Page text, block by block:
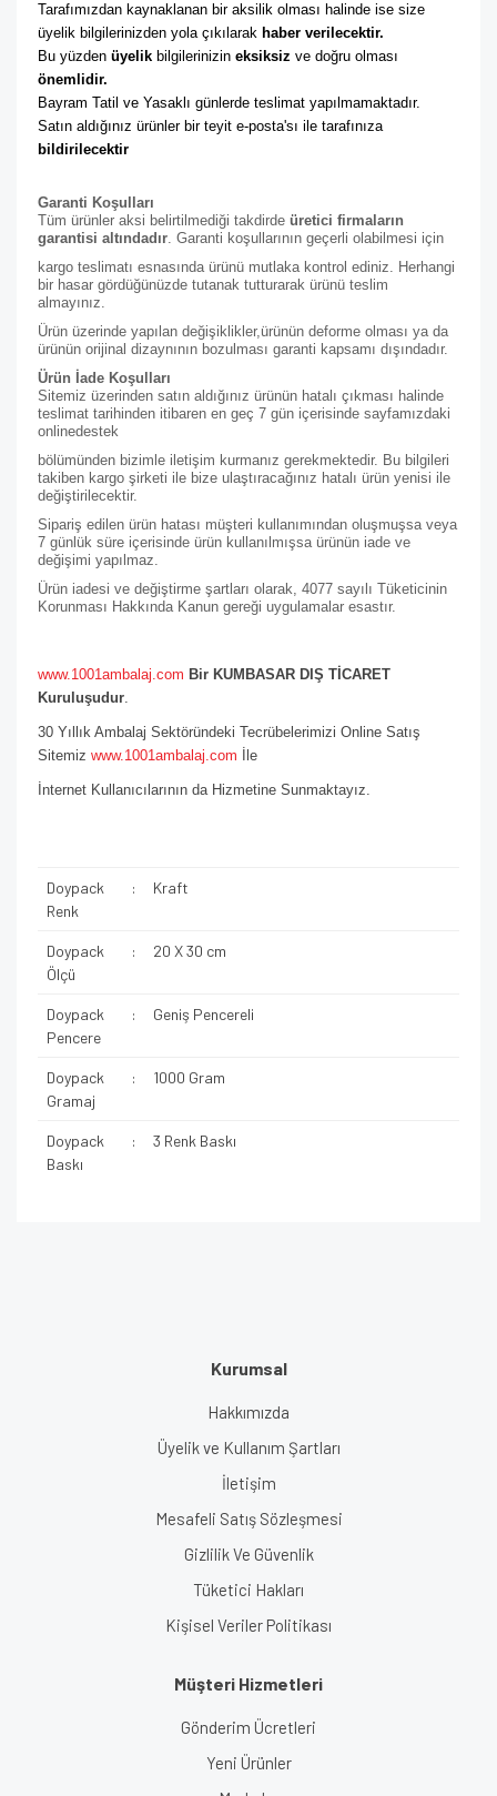
Tarafımızdan kaynaklanan bir aksilik olması halinde ise size
üyelik bilgilerinizden yola çıkılarak haber verilecektir.
Bu yüzden üyelik bilgilerinizin eksiksiz
önemlidir.
Bayram Tatil ve Yasaklı günlerde teslimat yapılmamaktadır.
Satın aldığınız ürünler bir teyit e-posta'sı ile tarafınıza
bildirilecektir
Garanti Koşulları
Tüm ürünler aksi belirtilmediği takdirde üretici firmaların
garantisi altındadır. Garanti koşullarının geçerli olabilmesi için
kargo teslimatı esnasında ürünü mutlaka kontrol ediniz. Herhangi
bir hasar gördüğünüzde tutanak tutturarak ürünü teslim
almayınız.
Ürün üzerinde yapılan değişiklikler,ürünün deforme olması ya da
ürünün orijinal dizaynının bozulması garanti kapsamı dışındadır.
Ürün İade Koşulları
Sitemiz üzerinden satın aldığınız ürünün hatalı çıkması halinde
teslimat tarihinden itibaren en geç 7 gün içerisinde sayfamızdaki
onlinedestek
bölümünden bizimle iletişim kurmanız gerekmektedir. Bu bilgileri
takiben kargo şirketi ile bize ulaştıracağınız hatalı ürün yenisi ile
değiştirilecektir.
Sipariş edilen ürün hatası müşteri kullanımından oluşmuşsa veya
7 günlük süre içerisinde ürün kullanılmışsa ürünün iade ve
değişimi yapılmaz.
Ürün iadesi ve değiştirme şartları olarak, 4077 sayılı Tüketicinin
Korunması Hakkında Kanun gereği uygulamalar esastır.
www.1001ambalaj.com Bir KUMBASAR DIŞ TİCARET
Kuruluşudur.
30 Yıllık Ambalaj Sektöründeki Tecrübelerimizi Online Satış
Sitemiz www.1001ambalaj.com İle
İnternet Kullanıcılarının da Hizmetine Sunmaktayız.
Doypack
Renk
: Kraft
Doypack
Ölçü
: 20 X 30 cm
Doypack
Pencere
: Geniş Pencereli
Doypack
Gramaj
: 1000 Gram
Doypack
Baskı
: 3 Renk Baskı
Kurumsal
Hakkımızda
Üyelik ve Kullanım Şartları
İletişim
Mesafeli Satış Sözleşmesi
Gizlilik Ve Güvenlik
Tüketici Hakları
Kişisel Veriler Politikası
Müşteri Hizmetleri
Gönderim Ücretleri
Yeni Ürünler